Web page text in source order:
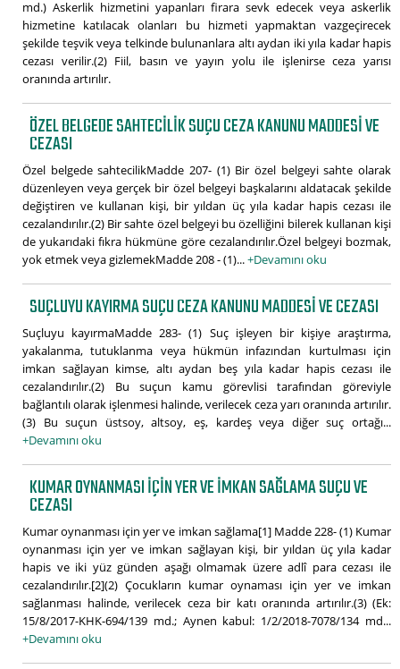
md.) Askerlik hizmetini yapanları firara sevk edecek veya askerlik
hizmetine katılacak olanları bu hizmeti yapmaktan vazgeçirecek
şekilde teşvik veya telkinde bulunanlara altı aydan iki yıla kadar hapis
cezası verilir.(2) Fiil, basın ve yayın yolu ile işlenirse ceza yarısı
oranında artırılır.
ÖZEL BELGEDE SAHTECILIK SUÇU CEZA KANUNU MADDESI VE
CEZASI
Özel belgede sahtecilikMadde 207- (1) Bir özel belgeyi sahte olarak
düzenleyen veya gerçek bir özel belgeyi başkalarını aldatacak şekilde
değiştiren ve kullanan kişi, bir yıldan üç yıla kadar hapis cezası ile
cezalandırılır.(2) Bir sahte özel belgeyi bu özelliğini bilerek kullanan kişi
de yukarıdaki fıkra hükmüne göre cezalandırılır.Özel belgeyi bozmak,
yok etmek veya gizlemekMadde 208 - (1)...+Devamını oku
SUÇLUYU KAYIRMA SUÇU CEZA KANUNU MADDESI VE CEZASI
Suçluyu kayırmaMadde 283- (1) Suç işleyen bir kişiye araştırma,
yakalanma, tutuklanma veya hükmün infazından kurtulması için
imkan sağlayan kimse, altı aydan beş yıla kadar hapis cezası ile
cezalandırılır.(2) Bu suçun kamu görevlisi tarafından göreviyle
bağlantılı olarak işlenmesi halinde, verilecek ceza yarı oranında artırılır.
(3) Bu suçun üstsoy, altsoy, eş, kardeş veya diğer suç ortağı...
+Devamını oku
KUMAR OYNANMASI IÇIN YER VE IMKAN SAĞLAMA SUÇU VE
CEZASI
Kumar oynanması için yer ve imkan sağlama[1] Madde 228- (1) Kumar
oynanması için yer ve imkan sağlayan kişi, bir yıldan üç yıla kadar
hapis ve iki yüz günden aşağı olmamak üzere adlî para cezası ile
cezalandırılır.[2](2) Çocukların kumar oynaması için yer ve imkan
sağlanması halinde, verilecek ceza bir katı oranında artırılır.(3) (Ek:
15/8/2017-KHK-694/139 md.; Aynen kabul: 1/2/2018-7078/134 md...
+Devamını oku